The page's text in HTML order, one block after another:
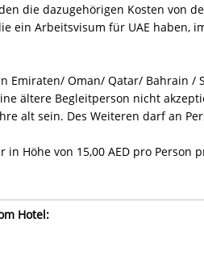
die dazugehörigen Kosten von
ein Arbeitsvisum für UAE haben,
Emiraten/ Oman/ Qatar/ Bahrain /
ältere Begleitperson nicht
alt sein. Des Weiteren darf an
Höhe von 15,00 AED pro Person
Hotel: